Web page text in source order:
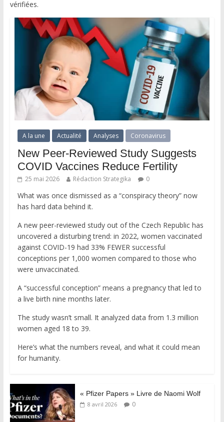
vérifiées.
A la une Actualité Analyses Coronavirus
New Peer-Reviewed Study Suggests
COVID Vaccines Reduce Fertility
25 mai 2026 Rédaction Strategika 0
What was once dismissed as a “conspiracy theory” now
has hard data behind it.
A new peer-reviewed study out of the Czech Republic has
uncovered a disturbing trend: in 2022, women vaccinated
against COVID-19 had 33% FEWER successful
conceptions per 1,000 women compared to those who
were unvaccinated.
A “successful conception” means a pregnancy that led to
a live birth nine months later.
The study wasn’t small. It analyzed data from 1.3 million
women aged 18 to 39.
Here’s what the numbers reveal, and what it could mean
for humanity.
« Pfizer Papers » Livre de Naomi Wolf
8 avril 2026 0